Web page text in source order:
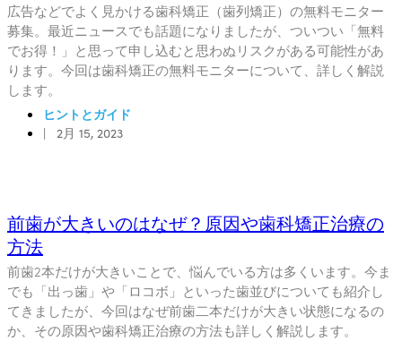
広告などでよく見かける歯科矯正（歯列矯正）の無料モニター
募集。最近ニュースでも話題になりましたが、ついつい「無料
でお得！」と思って申し込むと思わぬリスクがある可能性があ
ります。今回は歯科矯正の無料モニターについて、詳しく解説
します。
ヒントとガイド
|
2月 15, 2023
前歯が大きいのはなぜ？原因や歯科矯正治療の
方法
前歯2本だけが大きいことで、悩んでいる方は多くいます。今ま
でも「出っ歯」や「ロコボ」といった歯並びについても紹介し
てきましたが、今回はなぜ前歯二本だけが大きい状態になるの
か、その原因や歯科矯正治療の方法も詳しく解説します。